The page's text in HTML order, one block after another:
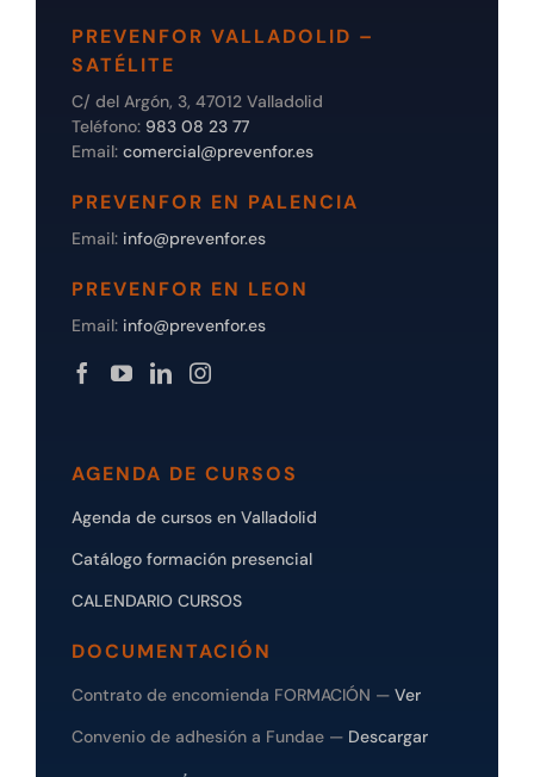
PREVENFOR VALLADOLID –
SATÉLITE
C/ del Argón, 3, 47012 Valladolid
Teléfono: 983 08 23 77
Email: comercial@prevenfor.es
PREVENFOR EN PALENCIA
Email: info@prevenfor.es
PREVENFOR EN LEON
Email: info@prevenfor.es
AGENDA DE CURSOS
Agenda de cursos en Valladolid
Catálogo formación presencial
CALENDARIO CURSOS
DOCUMENTACIÓN
Contrato de encomienda FORMACIÓN — Ver
Convenio de adhesión a Fundae — Descargar